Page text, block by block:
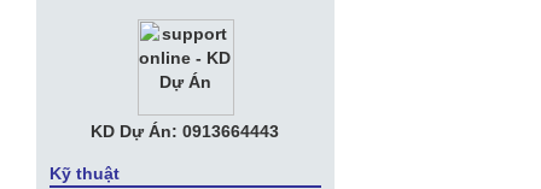
KD Dự Án: 0913664443
Kỹ thuật